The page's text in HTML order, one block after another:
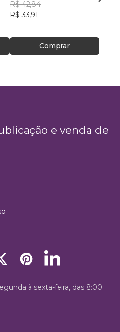
R$ 42,84
R$ 33,91
Comprar
ainda
Carla
e venda de
à sexta-feira, das 8:00